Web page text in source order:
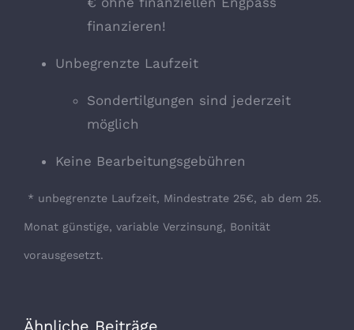
finanzieren!
Unbegrenzte Laufzeit
Sondertilgungen sind jederzeit
möglich
Keine Bearbeitungsgebühren
* unbegrenzte Laufzeit, Mindestrate 25€, ab dem 25.
Monat günstige, variable Verzinsung, Bonität
vorausgesetzt.